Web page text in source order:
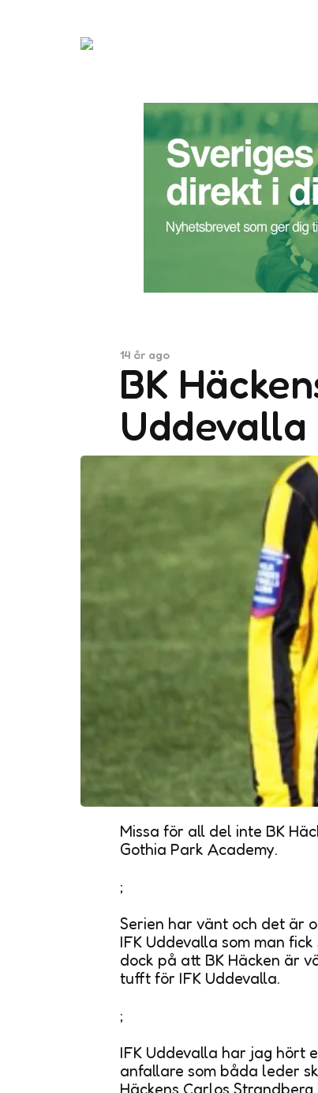
BK
Uddevalla
14 år ago
Missa för all del inte BK
Gothia Park Academy.
;
Serien har vänt och det är
IFK Uddevalla som man
dock på att BK Häcken är
tufft för IFK Uddevalla.
;
IFK Uddevalla har jag hört
anfallare som båda leder